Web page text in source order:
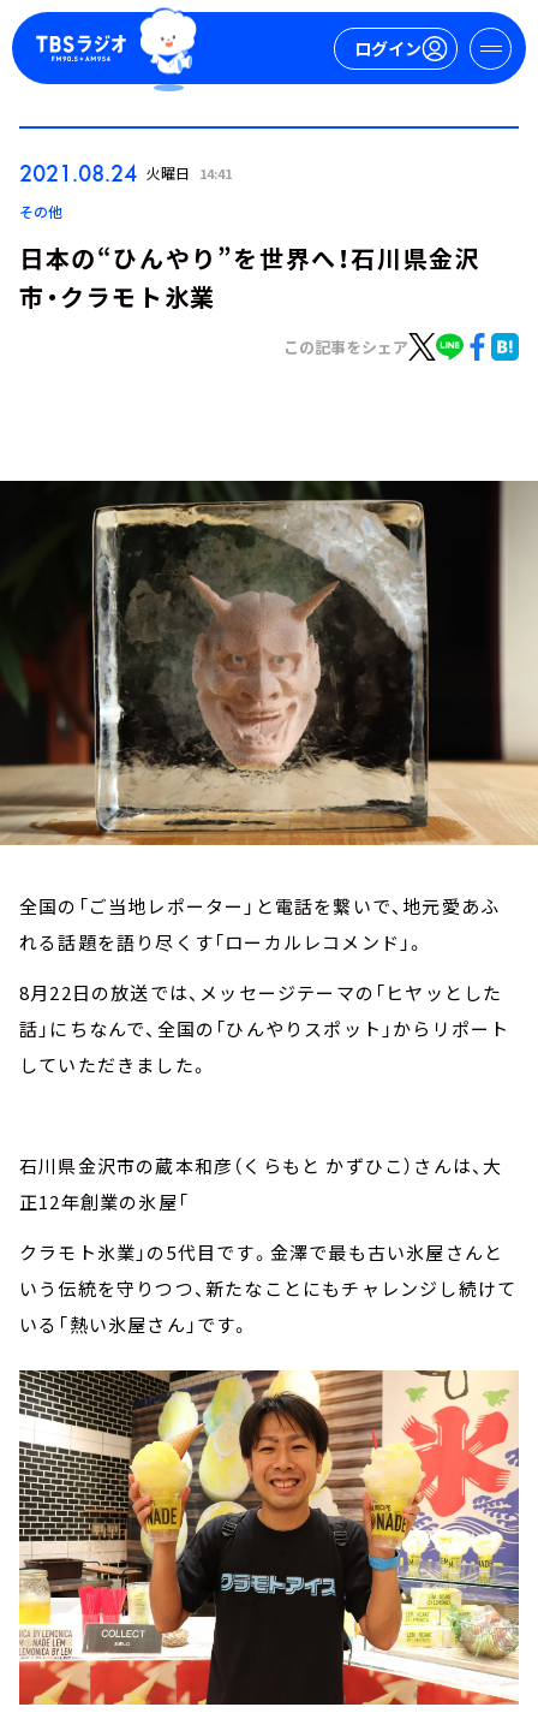
ログイン
TBS Podcast
お知らせ
イベント・グッズ
YouTube
会社情報
2021.08.24 火曜日 14:41
その他
日本の“ひんやり”を世界へ！石川県金沢
市・クラモト氷業
この記事をシェア
全国の「ご当地レポーター」と電話を繋いで、地元愛あふ
れる話題を語り尽くす「ローカルレコメンド」。
8月22日の放送では、メッセージテーマの「ヒヤッとした
話」にちなんで、全国の「ひんやりスポット」からリポート
していただきました。
石川県金沢市の蔵本和彦（くらもと かずひこ）さんは、大
正12年創業の氷屋「
クラモト氷業」の5代目です。金澤で最も古い氷屋さんと
いう伝統を守りつつ、新たなことにもチャレンジし続けて
いる「熱い氷屋さん」です。